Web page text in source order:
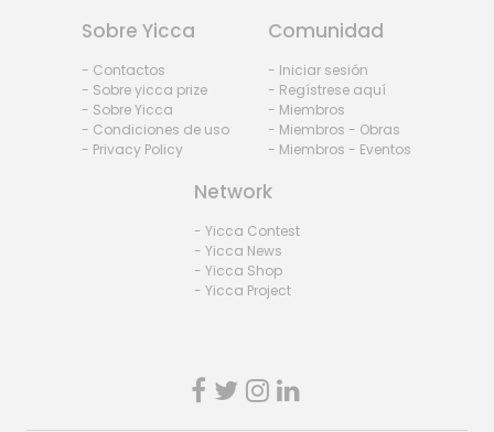
Sobre Yicca
- Contactos
- Sobre yicca prize
- Sobre Yicca
- Condiciones de uso
- Privacy Policy
Comunidad
- Iniciar sesión
- Regístrese aquí
- Miembros
- Miembros - Obras
- Miembros - Eventos
Network
- Yicca Contest
- Yicca News
- Yicca Shop
- Yicca Project